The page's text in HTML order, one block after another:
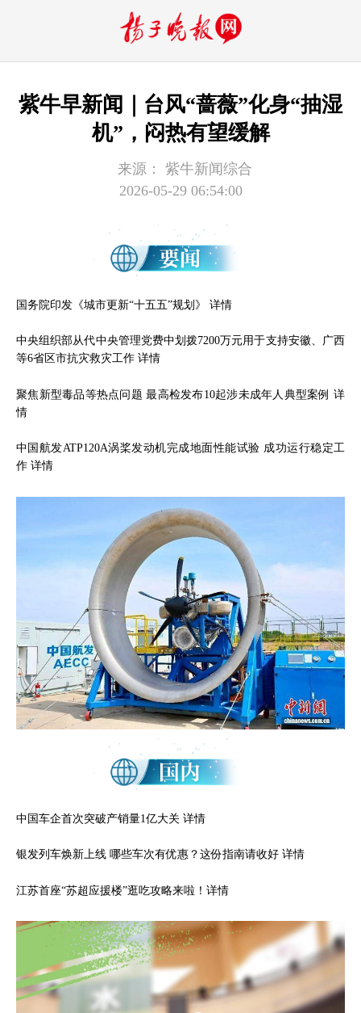
紫牛早新闻｜台风“蔷薇”化身“抽湿
机”，闷热有望缓解
来源：
紫牛新闻综合
2026-05-29 06:54:00
国务院印发《城市更新“十五五”规划》 详情
中央组织部从代中央管理党费中划拨7200万元用于支持安徽、广西
等6省区市抗灾救灾工作 详情
聚焦新型毒品等热点问题 最高检发布10起涉未成年人典型案例 详
情
中国航发ATP120A涡桨发动机完成地面性能试验 成功运行稳定工
作 详情
中国车企首次突破产销量1亿大关 详情
银发列车焕新上线 哪些车次有优惠？这份指南请收好 详情
江苏首座“苏超应援楼”逛吃攻略来啦！ 详情